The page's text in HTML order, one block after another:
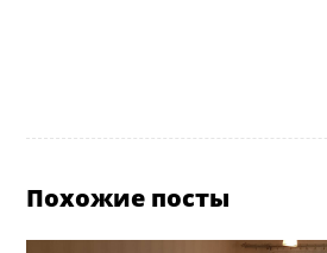
Похожие посты